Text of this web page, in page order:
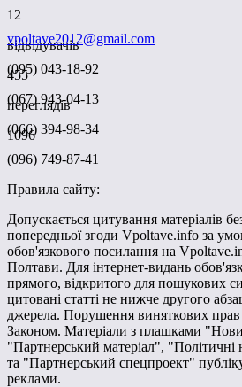
12
відвідувачів
455
переглядів
1096
vpoltave2012@gmail.com
(095) 043-18-92
(067) 943-04-13
(066) 394-98-34
(096) 749-87-41
Правила сайту:
Допускається цитування матеріалів
попередньої згоди Vpoltave.info за
обов'язкового посилання на
Полтави. Для інтернет-видань
прямого, відкритого для пошукових
цитовані статті не нижче другого
джерела. Порушення виняткових прав
Законом. Матеріали з плашками
"Партнерський матеріал",
та "Партнерський спецпроект"
реклами.